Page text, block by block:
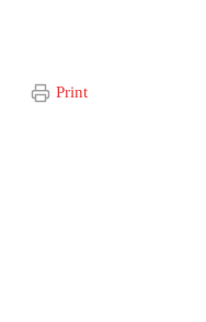
Print